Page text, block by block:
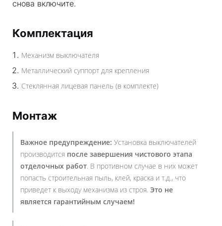
снова включите.
Комплектация
Механизм выключателя
Металлический суппорт для крепления
Стеклянная лицевая панель (в комплекте)
Монтаж
Важное предупреждение: Установка выключателей
производится после завершения чистового этапа
отделочных работ. В противном случае в них может
попасть строительная пыль, клей, краска и т.д., что
приведет к выходу механизма из строя. Это не
является гарантийным случаем!